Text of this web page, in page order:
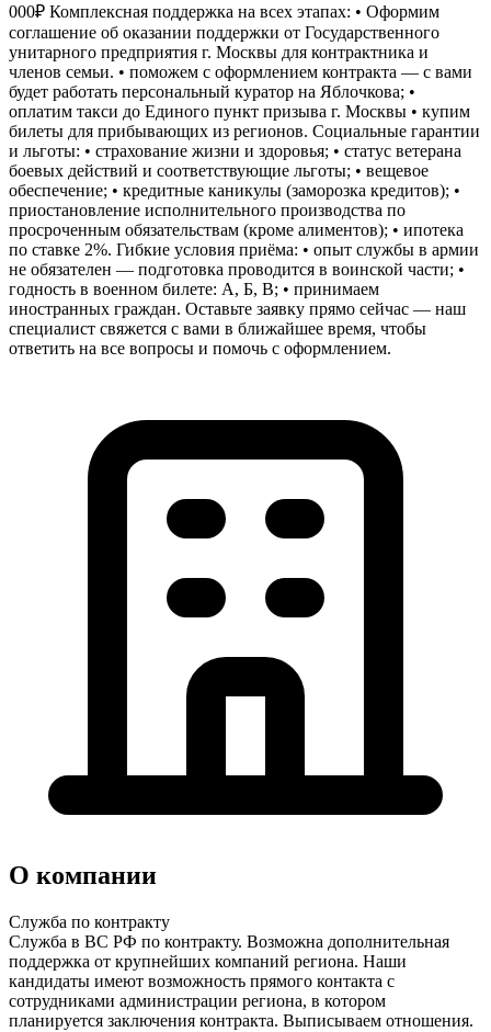
000₽ Комплексная поддержка на всех этапах: • Оформим
соглашение об оказании поддержки от Государственного
унитарного предприятия г. Москвы для контрактника и
членов семьи. • поможем с оформлением контракта — с вами
будет работать персональный куратор на Яблочкова; •
оплатим такси до Единого пункт призыва г. Москвы • купим
билеты для прибывающих из регионов. Социальные гарантии
и льготы: • страхование жизни и здоровья; • статус ветерана
боевых действий и соответствующие льготы; • вещевое
обеспечение; • кредитные каникулы (заморозка кредитов); •
приостановление исполнительного производства по
просроченным обязательствам (кроме алиментов); • ипотека
по ставке 2%. Гибкие условия приёма: • опыт службы в армии
не обязателен — подготовка проводится в воинской части; •
годность в военном билете: А, Б, В; • принимаем
иностранных граждан. Оставьте заявку прямо сейчас — наш
специалист свяжется с вами в ближайшее время, чтобы
ответить на все вопросы и помочь с оформлением.
О компании
Служба по контракту
Служба в ВС РФ по контракту. Возможна дополнительная
поддержка от крупнейших компаний региона. Наши
кандидаты имеют возможность прямого контакта с
сотрудниками администрации региона, в котором
планируется заключения контракта. Выписываем отношения.